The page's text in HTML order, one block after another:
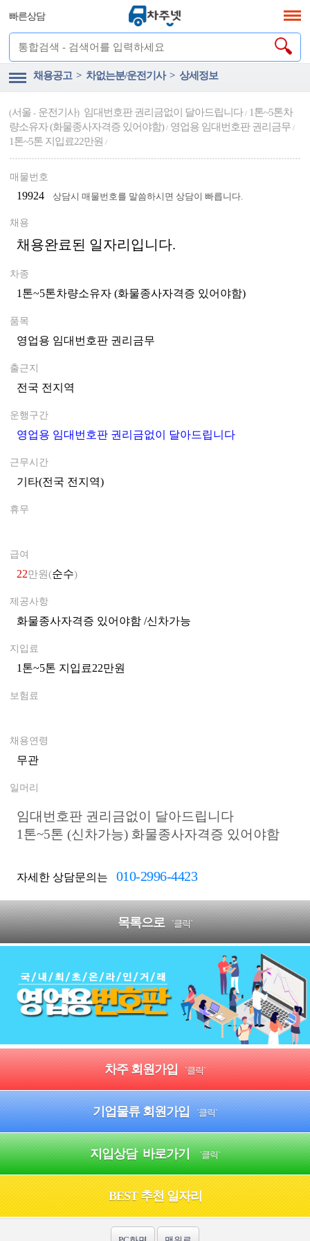
빠른상담
채용공고 > 차없는분/운전기사 > 상세정보
(서울 - 운전기사) 임대번호판 권리금없이 달아드립니다/ 1톤~5톤차
량소유자 (화물종사자격증 있어야함)/ 영업용 임대번호판 권리금무/
1톤~5톤 지입료22만원 /
매물번호
19924 상담시 매물번호를 말씀하시면 상담이 빠릅니다.
채용
채용완료된 일자리입니다.
차종
1톤~5톤차량소유자 (화물종사자격증 있어야함)
품목
영업용 임대번호판 권리금무
출근지
전국 전지역
운행구간
영업용 임대번호판 권리금없이 달아드립니다0
근무시간
기타(전국 전지역)0
휴무
급여
22만원(순수)
제공사항
화물종사자격증 있어야함 /신차가능
지입료
1톤~5톤 지입료22만원
보험료
채용연령
무관
일머리
임대번호판 권리금없이 달아드립니다
1톤~5톤 (신차가능) 화물종사자격증 있어야함
자세한 상담문의는 010-2996-4423
목록으로 `클릭`
차주 회원가입 `클릭`
기업물류 회원가입 `클릭`
지입상담 바로가기 `클릭`
BEST 추천 일자리